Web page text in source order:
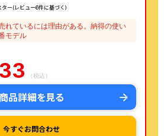
ー(レビュー6件に基づく)
れているには理由がある。納得の使い
モデル
（税込）
商品詳細を見る
今すぐお問合わせ